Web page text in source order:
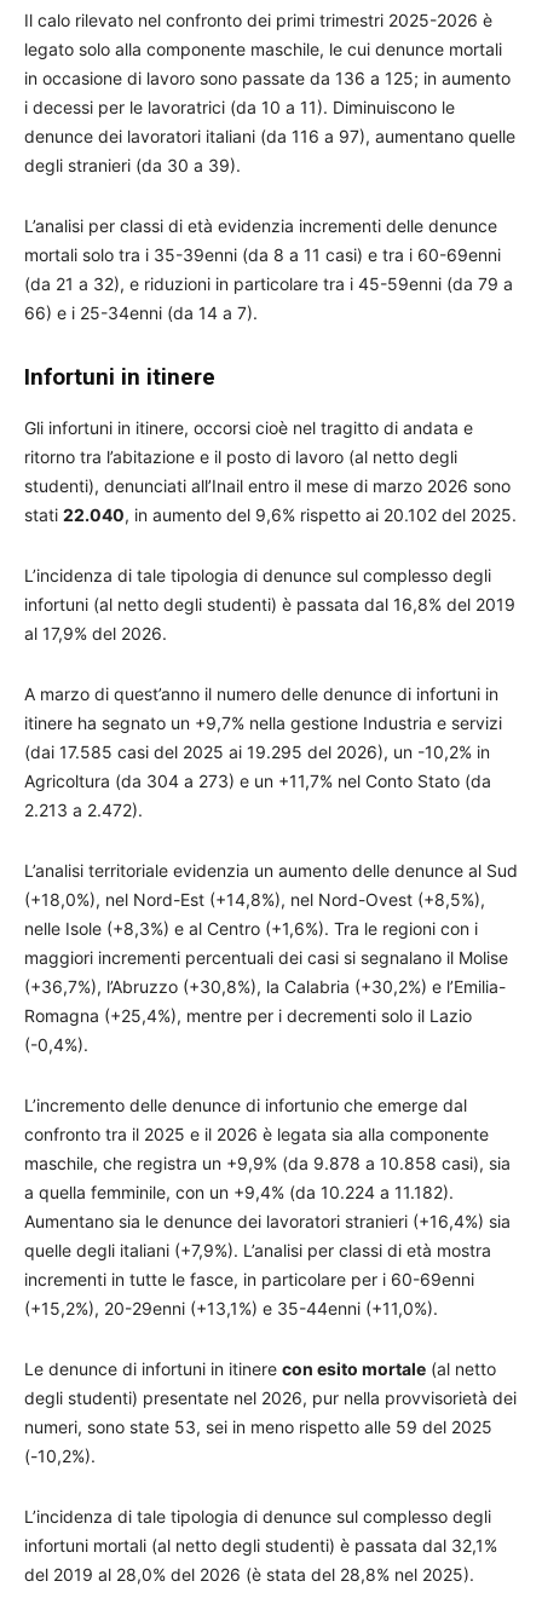
Il calo rilevato nel confronto dei primi trimestri 2025-2026 è
legato solo alla componente maschile, le cui denunce mortali
in occasione di lavoro sono passate da 136 a 125; in aumento
i decessi per le lavoratrici (da 10 a 11). Diminuiscono le
denunce dei lavoratori italiani (da 116 a 97), aumentano quelle
degli stranieri (da 30 a 39).
L’analisi per classi di età evidenzia incrementi delle denunce
mortali solo tra i 35-39enni (da 8 a 11 casi) e tra i 60-69enni
(da 21 a 32), e riduzioni in particolare tra i 45-59enni (da 79 a
66) e i 25-34enni (da 14 a 7).
Infortuni in itinere
Gli infortuni in itinere, occorsi cioè nel tragitto di andata e
ritorno tra l’abitazione e il posto di lavoro (al netto degli
studenti), denunciati all’Inail entro il mese di marzo 2026 sono
stati 22.040, in aumento del 9,6% rispetto ai 20.102 del 2025.
L’incidenza di tale tipologia di denunce sul complesso degli
infortuni (al netto degli studenti) è passata dal 16,8% del 2019
al 17,9% del 2026.
A marzo di quest’anno il numero delle denunce di infortuni in
itinere ha segnato un +9,7% nella gestione Industria e servizi
(dai 17.585 casi del 2025 ai 19.295 del 2026), un -10,2% in
Agricoltura (da 304 a 273) e un +11,7% nel Conto Stato (da
2.213 a 2.472).
L’analisi territoriale evidenzia un aumento delle denunce al Sud
(+18,0%), nel Nord-Est (+14,8%), nel Nord-Ovest (+8,5%),
nelle Isole (+8,3%) e al Centro (+1,6%). Tra le regioni con i
maggiori incrementi percentuali dei casi si segnalano il Molise
(+36,7%), l’Abruzzo (+30,8%), la Calabria (+30,2%) e l’Emilia-
Romagna (+25,4%), mentre per i decrementi solo il Lazio
(-0,4%).
L’incremento delle denunce di infortunio che emerge dal
confronto tra il 2025 e il 2026 è legata sia alla componente
maschile, che registra un +9,9% (da 9.878 a 10.858 casi), sia
a quella femminile, con un +9,4% (da 10.224 a 11.182).
Aumentano sia le denunce dei lavoratori stranieri (+16,4%) sia
quelle degli italiani (+7,9%). L’analisi per classi di età mostra
incrementi in tutte le fasce, in particolare per i 60-69enni
(+15,2%), 20-29enni (+13,1%) e 35-44enni (+11,0%).
Le denunce di infortuni in itinere con esito mortale (al netto
degli studenti) presentate nel 2026, pur nella provvisorietà dei
numeri, sono state 53, sei in meno rispetto alle 59 del 2025
(-10,2%).
L’incidenza di tale tipologia di denunce sul complesso degli
infortuni mortali (al netto degli studenti) è passata dal 32,1%
del 2019 al 28,0% del 2026 (è stata del 28,8% nel 2025).